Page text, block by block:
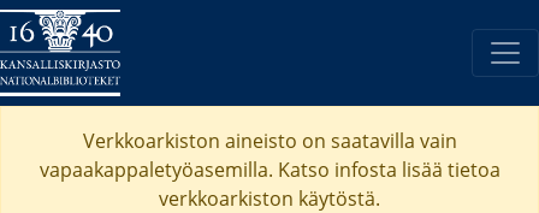
Verkkoarkiston aineisto on saatavilla vain
vapaakappaletyöasemilla. Katso infosta lisää tietoa
verkkoarkiston käytöstä.